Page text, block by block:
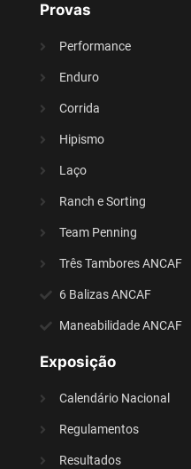
Provas
Performance
Enduro
Corrida
Hipismo
Laço
Ranch e Sorting
Team Penning
Três Tambores ANCAF
6 Balizas ANCAF
Maneabilidade ANCAF
Exposição
Calendário Nacional
Regulamentos
Resultados